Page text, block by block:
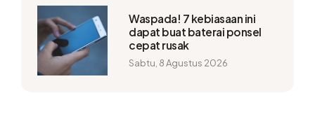
Waspada! 7 kebiasaan ini
dapat buat baterai ponsel
cepat rusak
Sabtu, 8 Agustus 2026